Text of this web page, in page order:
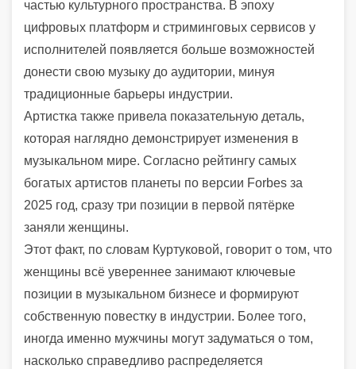
частью культурного пространства. В эпоху
цифровых платформ и стриминговых сервисов у
исполнителей появляется больше возможностей
донести свою музыку до аудитории, минуя
традиционные барьеры индустрии.
Артистка также привела показательную деталь,
которая наглядно демонстрирует изменения в
музыкальном мире. Согласно рейтингу самых
богатых артистов планеты по версии Forbes за
2025 год, сразу три позиции в первой пятёрке
заняли женщины.
Этот факт, по словам Куртуковой, говорит о том, что
женщины всё увереннее занимают ключевые
позиции в музыкальном бизнесе и формируют
собственную повестку в индустрии. Более того,
иногда именно мужчины могут задуматься о том,
насколько справедливо распределяется